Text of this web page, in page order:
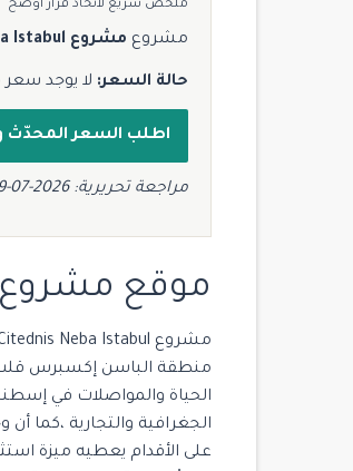
ملخص سريع لاتخاذ قرار أوضح
مشروع مشروع Citednis Neba Istabul
حالة السعر: لا يوجد
اطلب السعر المحدّث
مراجعة تحريرية: 2026-07-19
موقع مشروع Citednis Neba Istabul:
منطقة الباسن إكسبرس
الحياة والمواصلات في
على الأقدام يعطيه ميزة